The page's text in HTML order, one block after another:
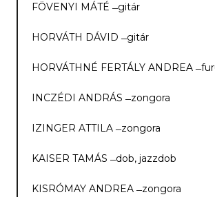
FÖVENYI MÁTÉ ­­ ̶ gitár
HORVÁTH DÁVID ­­ ̶ gitár
HORVÁTHNÉ FERTÁLY ANDREA
INCZÉDI ANDRÁS ­­ ̶ zongora
IZINGER ATTILA ­­ ̶ zongora
KAISER TAMÁS­­ ̶ dob, jazzdob
KISRÓMAY ANDREA­­ ̶ zongora